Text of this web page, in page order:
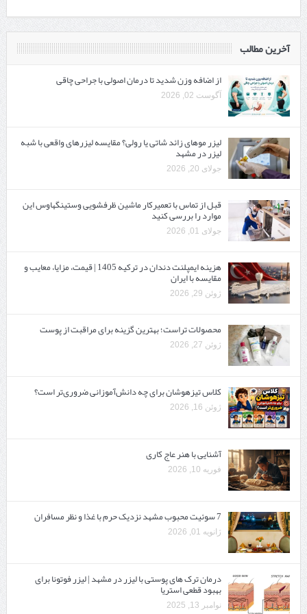
آخرین مطالب
از اضافه وزن شدید تا درمان اصولی با جراحی چاقی
آگوست 02, 2026
لیزر موهای زائد شاتی یا رولی؟ مقایسه لیزرهای واقعی با شبه‌
لیزر در مشهد
جولای 20, 2026
قبل از تماس با تعمیرکار ماشین ظرفشویی وستینگهاوس این
موارد را بررسی کنید
جولای 01, 2026
هزینه ایمپلنت دندان در ترکیه 1405 | قیمت، مزایا، معایب و
مقایسه با ایران
ژوئن 29, 2026
محصولات تراست؛ بهترین گزینه برای مراقبت از پوست
ژوئن 27, 2026
کلاس تیزهوشان برای چه دانش‌آموزانی ضروری‌تر است؟
ژوئن 16, 2026
آشنایی با هنر عاج کاری
فوریه 10, 2026
7 سوئیت محبوب مشهد نزدیک حرم با غذا و نظر مسافران
ژانویه 01, 2026
درمان ترک های پوستی با لیزر در مشهد | لیزر فوتونا برای
بهبود قطعی استریا
نوامبر 13, 2025